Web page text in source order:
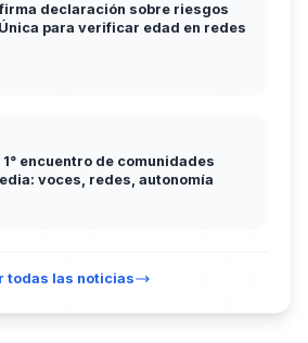
declaración sobre riesgos
para verificar edad en redes
encuentro de comunidades
voces, redes, autonomía
todas las noticias